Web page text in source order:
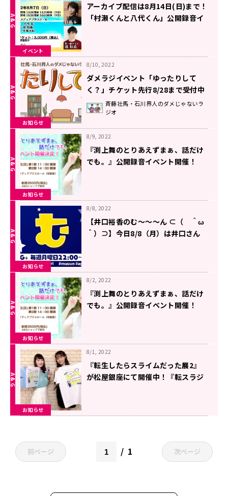
イベント
アーカイブ配信は8月14日(日)まで！
「村瀬くんと八代くん」公開録音イ
お知らせ
8/10, 2022
ダメラジイベント「ゆったりして
く？」チケット先行8/28まで受付中
斉藤壮馬・石川界人のダメじゃないラ
ジオ
お知らせ
8/9, 2022
『渕上舞のとりあえずまぁ、話だけ
でも。』公開録音イベント開催！
お知らせ
8/8, 2022
【井口裕香のむ～～～ん ⊂（ ＾ω
＾）⊃】今日8/8（月）は井口さん
お知らせ
8/2, 2022
『渕上舞のとりあえずまぁ、話だけ
でも。』公開録音イベント開催！
お知らせ
8/1, 2022
『転生したらスライムだった展2』
が松屋銀座にて開催中！『転スラジ
前ページ 1 次ページ